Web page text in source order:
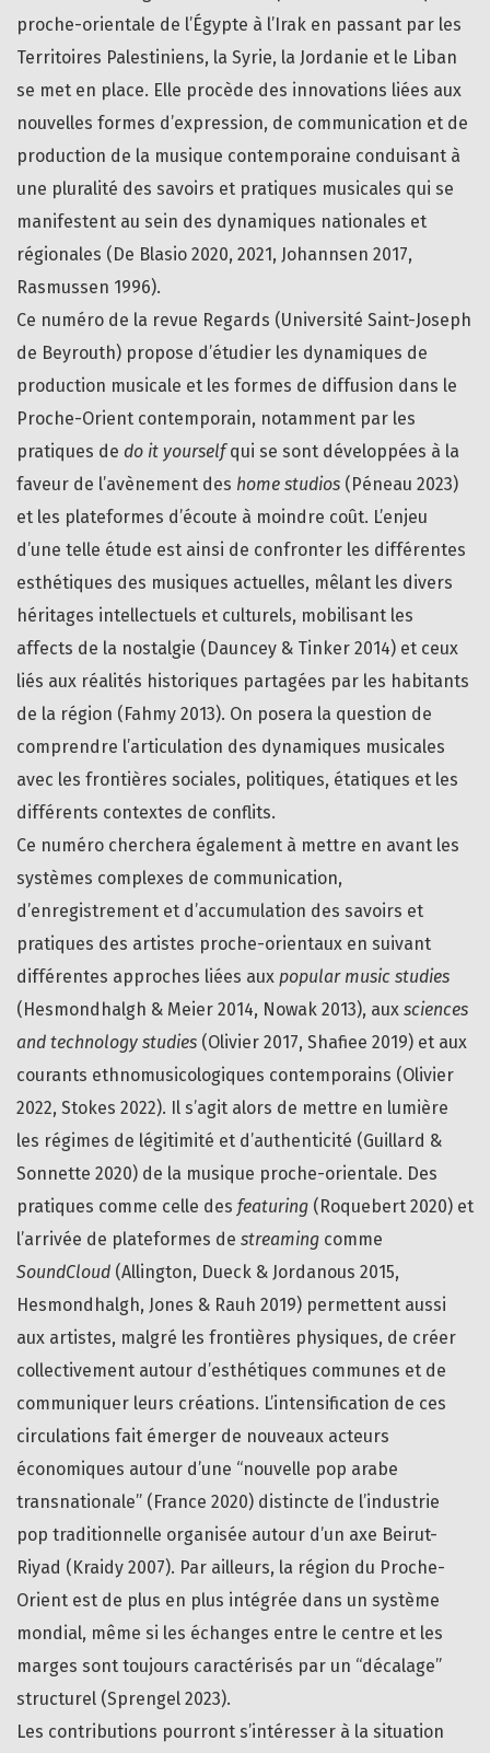
proche-orientale de l’Égypte à l’Irak en passant par les
Territoires Palestiniens, la Syrie, la Jordanie et le Liban
se met en place. Elle procède des innovations liées aux
nouvelles formes d’expression, de communication et de
production de la musique contemporaine conduisant à
une pluralité des savoirs et pratiques musicales qui se
manifestent au sein des dynamiques nationales et
régionales (De Blasio 2020, 2021, Johannsen 2017,
Rasmussen 1996).
Ce numéro de la revue Regards (Université Saint-Joseph
de Beyrouth) propose d’étudier les dynamiques de
production musicale et les formes de diffusion dans le
Proche-Orient contemporain, notamment par les
pratiques de do it yourselfqui se sont développées à la
faveur de l’avènement des home studios (Péneau 2023)
et les plateformes d’écoute à moindre coût. L’enjeu
d’une telle étude est ainsi de confronter les différentes
esthétiques des musiques actuelles, mêlant les divers
héritages intellectuels et culturels, mobilisant les
affects de la nostalgie (Dauncey & Tinker 2014) et ceux
liés aux réalités historiques partagées par les habitants
de la région (Fahmy 2013). On posera la question de
comprendre l’articulation des dynamiques musicales
avec les frontières sociales, politiques, étatiques et les
différents contextes de conflits.
Ce numéro cherchera également à mettre en avant les
systèmes complexes de communication,
d’enregistrement et d’accumulation des savoirs et
pratiques des artistes proche-orientaux en suivant
différentes approches liées aux popular music studies
(Hesmondhalgh & Meier 2014, Nowak 2013), aux sciences
and technology studies (Olivier 2017, Shafiee 2019) et aux
courants ethnomusicologiques contemporains (Olivier
2022, Stokes 2022). Il s’agit alors de mettre en lumière
les régimes de légitimité et d’authenticité (Guillard &
Sonnette 2020) de la musique proche-orientale. Des
pratiques comme celle des featuring (Roquebert 2020) et
l’arrivée de plateformes de streaming comme
SoundCloud (Allington, Dueck & Jordanous 2015,
Hesmondhalgh, Jones & Rauh 2019) permettent aussi
aux artistes, malgré les frontières physiques, de créer
collectivement autour d’esthétiques communes et de
communiquer leurs créations. L’intensification de ces
circulations fait émerger de nouveaux acteurs
économiques autour d’une “nouvelle pop arabe
transnationale” (France 2020) distincte de l’industrie
pop traditionnelle organisée autour d’un axe Beirut-
Riyad (Kraidy 2007). Par ailleurs, la région du Proche-
Orient est de plus en plus intégrée dans un système
mondial, même si les échanges entre le centre et les
marges sont toujours caractérisés par un “décalage”
structurel (Sprengel 2023).
Les contributions pourront s’intéresser à la situation